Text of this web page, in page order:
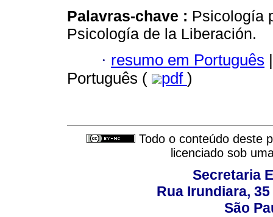
Palavras-chave : Psicología
Psicología de la Liberación.
· resumo em Português |
Português (
pdf )
Todo o conteúdo deste
licenciado sob
Secretaria
Rua Irundiara,
São